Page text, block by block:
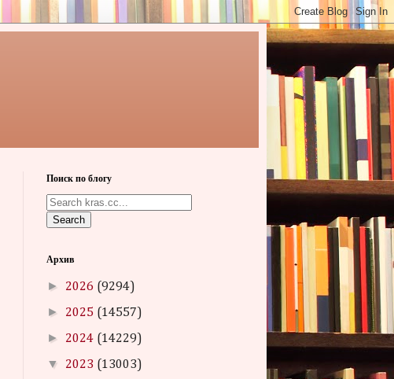
Поиск по блогу
Search
Архив
► 2026 (9294)
► 2025 (14557)
► 2024 (14229)
▼ 2023 (13003)